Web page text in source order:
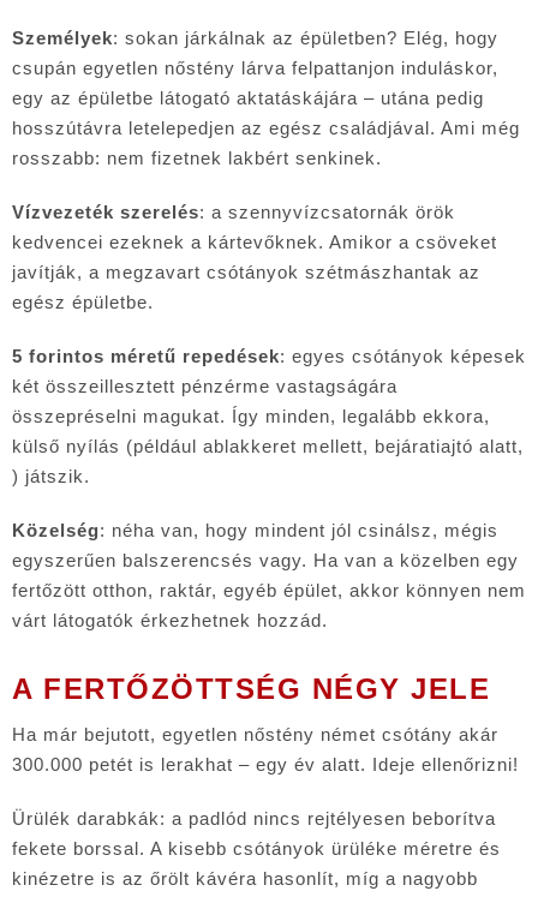
Személyek: sokan járkálnak az épületben? Elég, hogy
csupán egyetlen nőstény lárva felpattanjon induláskor,
egy az épületbe látogató aktatáskájára – utána pedig
hosszútávra letelepedjen az egész családjával. Ami még
rosszabb: nem fizetnek lakbért senkinek.
Vízvezeték szerelés: a szennyvízcsatornák örök
kedvencei ezeknek a kártevőknek. Amikor a csöveket
javítják, a megzavart csótányok szétmászhantak az
egész épületbe.
5 forintos méretű repedések: egyes csótányok képesek
két összeillesztett pénzérme vastagságára
összepréselni magukat. Így minden, legalább ekkora,
külső nyílás (például ablakkeret mellett, bejáratiajtó alatt,
) játszik.
Közelség: néha van, hogy mindent jól csinálsz, mégis
egyszerűen balszerencsés vagy. Ha van a közelben egy
fertőzött otthon, raktár, egyéb épület, akkor könnyen nem
várt látogatók érkezhetnek hozzád.
A FERTŐZÖTTSÉG NÉGY JELE
Ha már bejutott, egyetlen nőstény német csótány akár
300.000 petét is lerakhat – egy év alatt. Ideje ellenőrizni!
Ürülék darabkák: a padlód nincs rejtélyesen beborítva
fekete borssal. A kisebb csótányok ürüléke méretre és
kinézetre is az őrölt kávéra hasonlít, míg a nagyobb